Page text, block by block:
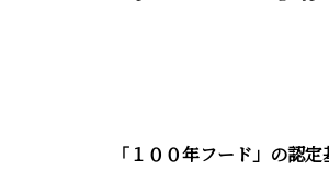
「１００年フード」の認定